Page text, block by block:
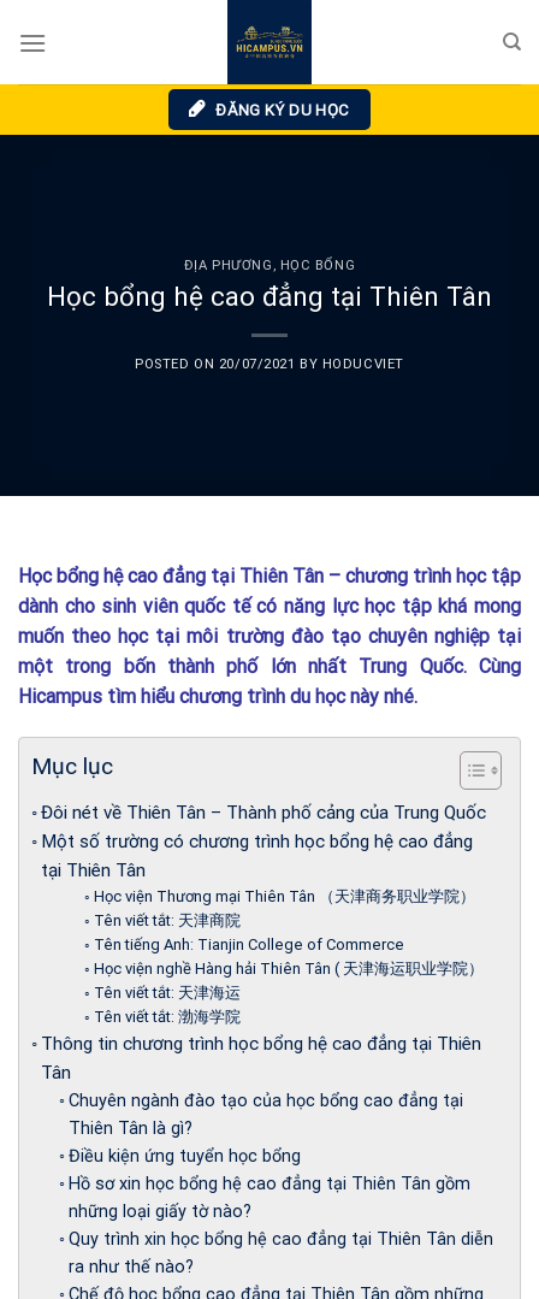
ĐĂNG KÝ DU HỌC
ĐỊA PHƯƠNG , HỌC BỔNG
Học bổng hệ cao đẳng tại Thiên Tân
POSTED ON 20/07/2021 BY HODUCVIET
Học bổng hệ cao đẳng tại Thiên Tân – chương trình học tập
dành cho sinh viên quốc tế có năng lực học tập khá mong
muốn theo học tại môi trường đào tạo chuyên nghiệp tại
một trong bốn thành phố lớn nhất Trung Quốc. Cùng
Hicampus tìm hiểu chương trình du học này nhé.
Mục lục
Đôi nét về Thiên Tân – Thành phố cảng của Trung Quốc
Một số trường có chương trình học bổng hệ cao đẳng
tại Thiên Tân
Học viện Thương mại Thiên Tân （天津商务职业学院）
Tên viết tắt: 天津商院
Tên tiếng Anh: Tianjin College of Commerce
Học viện nghề Hàng hải Thiên Tân ( 天津海运职业学院）
Tên viết tắt: 天津海运
Tên viết tắt: 渤海学院
Thông tin chương trình học bổng hệ cao đẳng tại Thiên
Tân
Chuyên ngành đào tạo của học bổng cao đẳng tại
Thiên Tân là gì?
Điều kiện ứng tuyển học bổng
Hồ sơ xin học bổng hệ cao đẳng tại Thiên Tân gồm
những loại giấy tờ nào?
Quy trình xin học bổng hệ cao đẳng tại Thiên Tân diễn
ra như thế nào?
Chế độ học bổng cao đẳng tại Thiên Tân gồm những